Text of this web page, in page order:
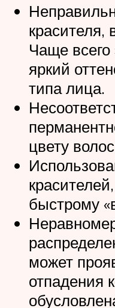
красителя,
Чаще всего
яркий
типа лица.
цвету
быстрому
может
отпадения